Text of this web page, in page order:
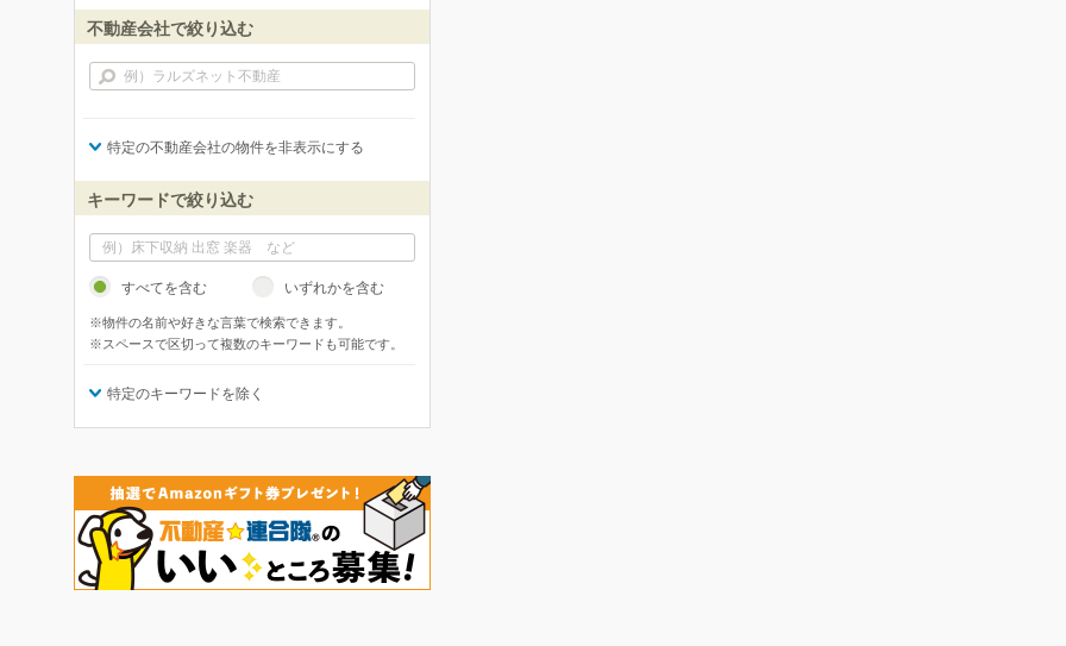
不動産会社で絞り込む
特定の不動産会社の物件を非表示にする
キーワードで絞り込む
すべてを含む いずれかを含む
※物件の名前や好きな言葉で検索できます。
※スペースで区切って複数のキーワードも可能です。
特定のキーワードを除く